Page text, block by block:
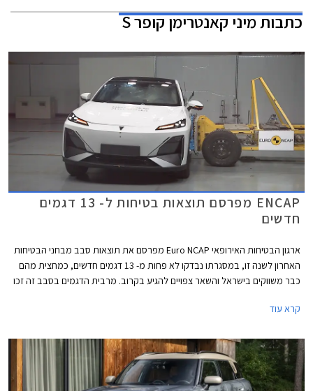
כתבותמיני קאנטרימן קופר S
ENCAP מפרסם תוצאות בטיחות ל- 13 דגמים
חדשים
ארגון הבטיחות האירופאי Euro NCAP מפרסם את תוצאות סבב מבחני הבטיחות
האחרון לשנה זו, במסגרתו נבדקו לא פחות מ- 13 דגמים חדשים, כמחצית מהם
כבר משווקים בישראל והשאר צפויים להגיע בקרוב. מרבית הדגמים בסבב זה זכו
קרא עוד